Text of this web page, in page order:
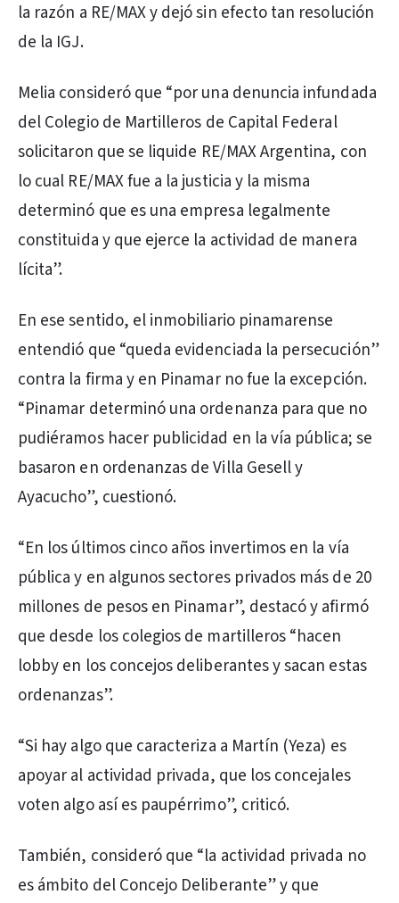
la razón a RE/MAX y dejó sin efecto tan resolución
de la IGJ.
Melia consideró que “por una denuncia infundada
del Colegio de Martilleros de Capital Federal
solicitaron que se liquide RE/MAX Argentina, con
lo cual RE/MAX fue a la justicia y la misma
determinó que es una empresa legalmente
constituida y que ejerce la actividad de manera
lícita”.
En ese sentido, el inmobiliario pinamarense
entendió que “queda evidenciada la persecución”
contra la firma y en Pinamar no fue la excepción.
“Pinamar determinó una ordenanza para que no
pudiéramos hacer publicidad en la vía pública; se
basaron en ordenanzas de Villa Gesell y
Ayacucho”, cuestionó.
“En los últimos cinco años invertimos en la vía
pública y en algunos sectores privados más de 20
millones de pesos en Pinamar”, destacó y afirmó
que desde los colegios de martilleros “hacen
lobby en los concejos deliberantes y sacan estas
ordenanzas”.
“Si hay algo que caracteriza a Martín (Yeza) es
apoyar al actividad privada, que los concejales
voten algo así es paupérrimo”, criticó.
También, consideró que “la actividad privada no
es ámbito del Concejo Deliberante” y que